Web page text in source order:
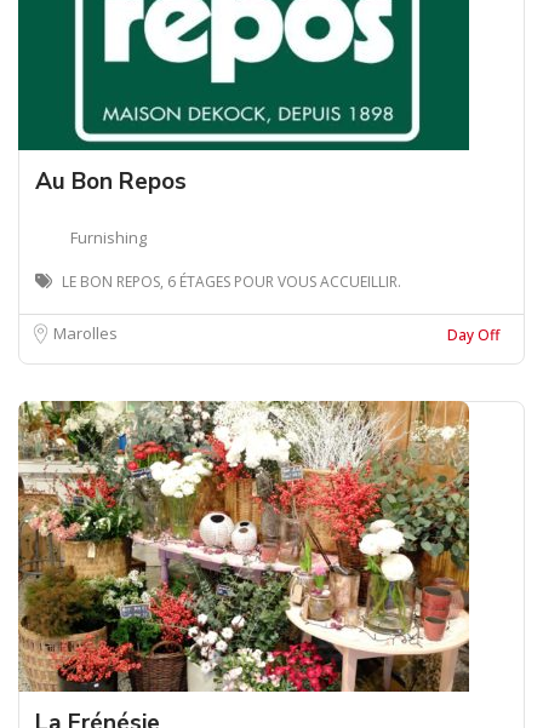
Au Bon Repos
Furnishing
LE BON REPOS, 6 ÉTAGES POUR VOUS ACCUEILLIR.
Marolles Day Off